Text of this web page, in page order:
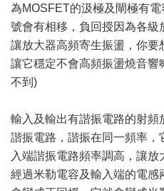
為MOSFET的汲極及閘極有
號會有相移，負回授因為各級
讓放大器高頻寄生振盪，你要
讓它穩定不會高頻振盪燒音響
不到)
輸入及輸出有諧振電路的射
諧振電路，諧振在同一頻率
入端諧振電路頻率調高，讓
經過米勒電容及輸入端的電